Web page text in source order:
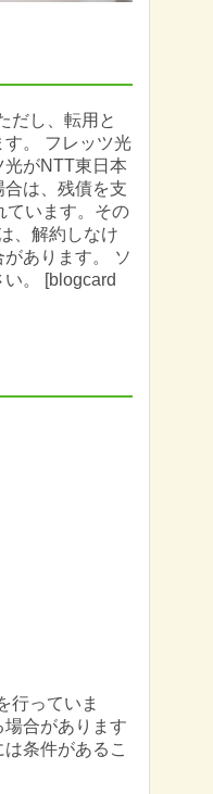
だし、転用と
。 フレッツ光
がNTT東日本
は、残債を支
ています。その
、解約しなけ
あります。 ソ
。 [blogcard
行っていま
合があります
条件があるこ